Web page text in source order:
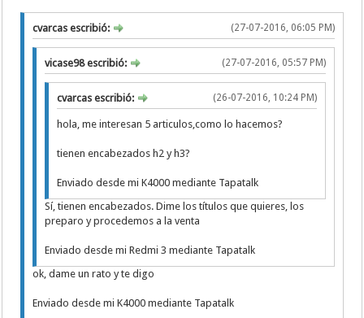
(27-07-2016, 06:05 PM)
cvarcas escribió:
(27-07-2016, 05:57 PM)
vicase98 escribió:
(26-07-2016, 10:24 PM)
cvarcas escribió:
hola, me interesan 5 articulos,como lo hacemos?
tienen encabezados h2 y h3?
Enviado desde mi K4000 mediante Tapatalk
Sí, tienen encabezados. Dime los títulos que quieres, los
preparo y procedemos a la venta
Enviado desde mi Redmi 3 mediante Tapatalk
ok, dame un rato y te digo
Enviado desde mi K4000 mediante Tapatalk